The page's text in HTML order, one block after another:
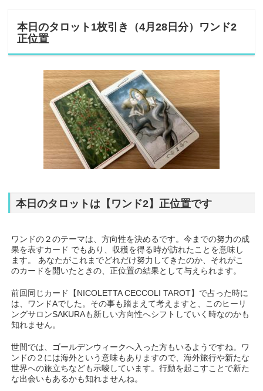
本日のタロット1枚引き（4月28日分）ワンド2
正位置
本日のタロットは【ワンド2】正位置です
ワンドの２のテーマは、方向性を決めるです。今までの努力の成
果を表すカード でもあり、収穫を得る時が訪れたことを意味し
ます。 あなたがこれまでどれだけ努力してきたのか、それがこ
のカードを開いたときの、正位置の結果として与えられます。
前回同じカード【NICOLETTA CECCOLI TAROT】で占った時に
は、ワンドAでした。その事も踏まえて考えますと、このヒーリ
ングサロンSAKURAも新しい方向性へシフトしていく時なのかも
知れません。
世間では、ゴールデンウィークへ入った方もいるようですね。ワ
ンドの２には海外という意味もありますので、海外旅行や新たな
世界への旅立ちなども示唆しています。行動を起こすことで新た
な出会いもあるかも知れませんね。